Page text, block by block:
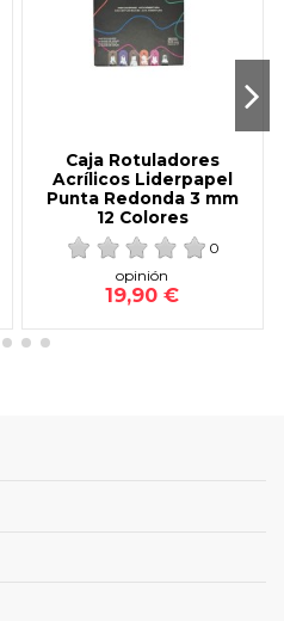
Caja Rotuladores
Acrílicos Liderpapel
Punta Redonda 3 mm
12 Colores
0
opinión
19,90 €